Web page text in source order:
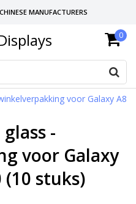
MANUFACTURERS
OR NETHERLANDS 0
voor Galaxy A8
-
voor Galaxy
(10 stuks)